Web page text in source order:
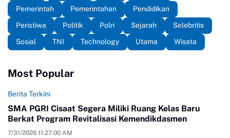
Pemerintah
Pemerintahan
Pendidikan
Peristiwa
Politik Polri Sejarah
Selebritis
Sosial
TNI Technology Utama Wisata
Most Popular
Berita Terkini
SMA PGRI Cisaat Segera Miliki Ruang Kelas Baru
Berkat Program Revitalisasi Kemendikdasmen
7/31/2026 11:27:00 AM